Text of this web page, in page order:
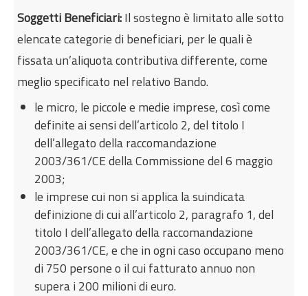
Soggetti Beneficiari:Il sostegno è limitato alle sotto
elencate categorie di beneficiari, per le quali è
fissata un’aliquota contributiva differente, come
meglio specificato nel relativo Bando.
le micro, le piccole e medie imprese, così come
definite ai sensi dell’articolo 2, del titolo I
dell’allegato della raccomandazione
2003/361/CE della Commissione del 6 maggio
2003;
le imprese cui non si applica la suindicata
definizione di cui all’articolo 2, paragrafo 1, del
titolo I dell’allegato della raccomandazione
2003/361/CE, e che in ogni caso occupano meno
di 750 persone o il cui fatturato annuo non
supera i 200 milioni di euro.